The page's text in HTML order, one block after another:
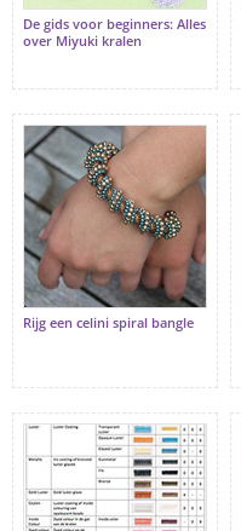
De gids voor beginners: Alles
over Miyuki kralen
Rijg een celini spiral bangle